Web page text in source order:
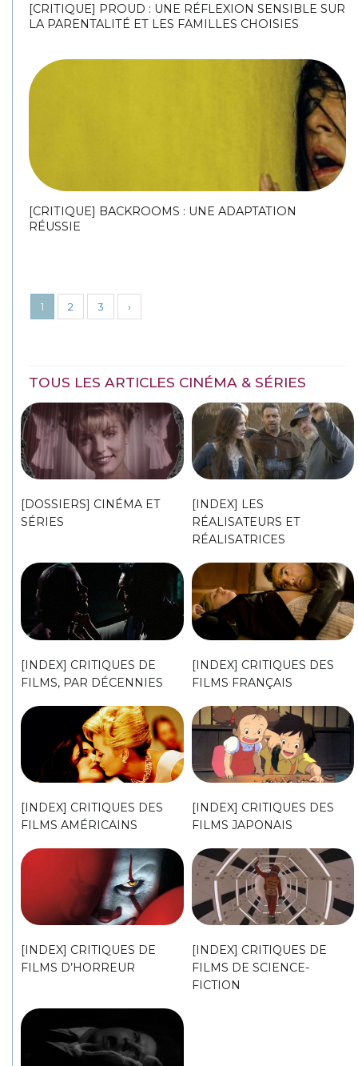
[CRITIQUE] PROUD : UNE RÉFLEXION SENSIBLE SUR
LA PARENTALITÉ ET LES FAMILLES CHOISIES
[CRITIQUE] BACKROOMS : UNE ADAPTATION
RÉUSSIE
1 2 3 ›
TOUS LES ARTICLES CINÉMA & SÉRIES
[DOSSIERS] CINÉMA ET
SÉRIES
[INDEX] LES
RÉALISATEURS ET
RÉALISATRICES
[INDEX] CRITIQUES DE
FILMS, PAR DÉCENNIES
[INDEX] CRITIQUES DES
FILMS FRANÇAIS
[INDEX] CRITIQUES DES
FILMS AMÉRICAINS
[INDEX] CRITIQUES DES
FILMS JAPONAIS
[INDEX] CRITIQUES DE
FILMS D’HORREUR
[INDEX] CRITIQUES DE
FILMS DE SCIENCE-
FICTION